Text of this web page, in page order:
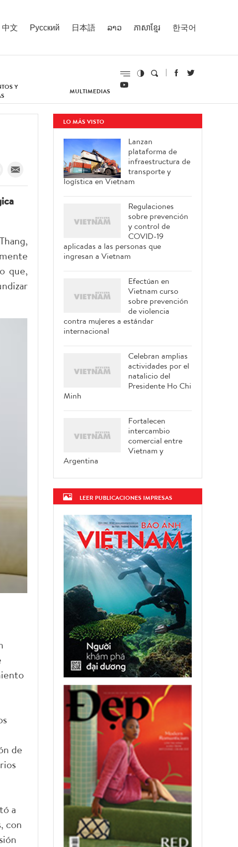
中文 Русский 日本語 ລາວ ភាសាខ្មែរ 한국어
Y
MULTIMEDIAS
que,
de
a
con
LO MÁS VISTO
Lanzan
plataforma de
infraestructura de
transporte y
logística en Vietnam
Regulaciones
sobre prevención
y control de
COVID-19
aplicadas a las personas que
ingresan a Vietnam
Efectúan en
Vietnam curso
sobre prevención
de violencia
contra mujeres a estándar
internacional
Celebran amplias
actividades por el
natalicio del
Presidente Ho Chi
Minh
Fortalecen
intercambio
comercial entre
Vietnam y
Argentina
LEER PUBLICACIONES IMPRESAS